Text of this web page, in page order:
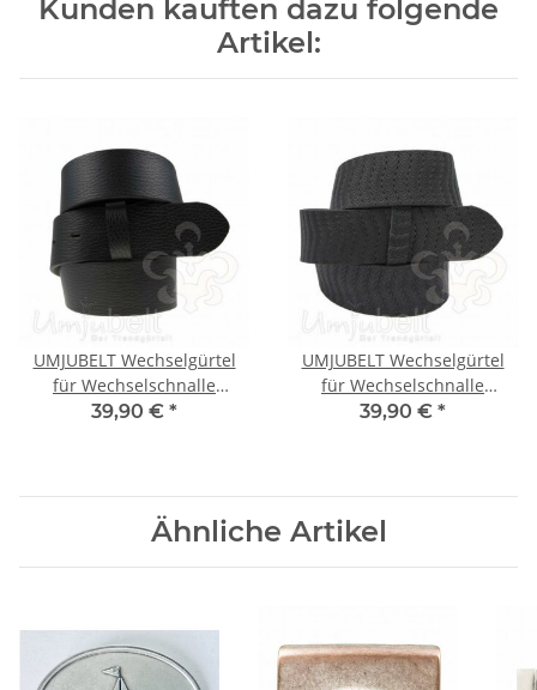
Kunden kauften dazu folgende
Artikel:
UMJUBELT Wechselgürtel
für Wechselschnalle
ATLANTIC BLACK 95
39,90 € *
UMJUBELT Wechselgürtel
für Wechselschnalle
MASCHIO BLACK 95
39,90 € *
Ähnliche Artikel